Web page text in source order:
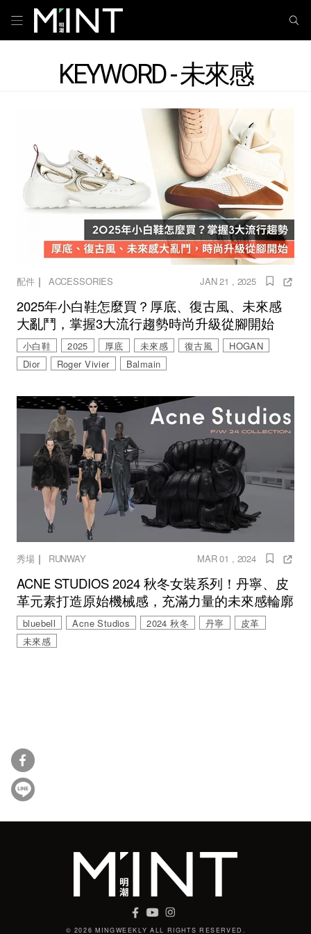
KEYWORD - 未來感
配件｜ ACCESSORIES JAN 21 , 2025
2025年小白鞋怎麼買？厚底、復古風、未來感
大亂鬥，掌握3大流行趨勢時尚升級從腳開始
小白鞋 2025 厚底 未來感 復古風
HOGAN
Dior
Roger Vivier Balmain
秀場 ｜ RUNWAY MAR 01 , 2024
ACNE STUDIOS 2024 秋冬女裝系列！丹寧、皮
革元素打造原始機械感，充滿力量的未來感輪廓
bluebell Acne Studios 2024 秋冬 丹寧
皮革
未來感
© 2026 MINGWEEKLY ALL RIGHTS RESERVED.